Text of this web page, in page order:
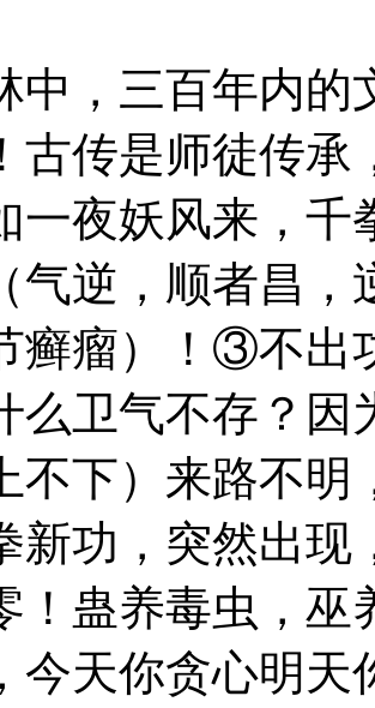
，三百年内的
古传是师徒传
一夜妖风来，
气逆，顺者昌
癣瘤）！③不出
么卫气不存？因
不下）来路不
新功，突然出
！蛊养毒虫，巫
今天你贪心明天